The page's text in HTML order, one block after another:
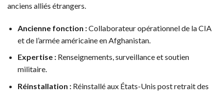
anciens alliés étrangers.
Ancienne fonction :Collaborateur opérationnel de la CIA
et de l’armée américaine en Afghanistan.
Expertise :Renseignements, surveillance et soutien
militaire.
Réinstallation :Réinstallé aux États-Unis post retrait des